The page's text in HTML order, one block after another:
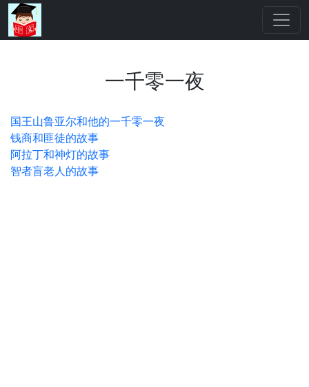
一千零一夜
国王山鲁亚尔和他的一千零一夜
钱商和匪徒的故事
阿拉丁和神灯的故事
智者盲老人的故事